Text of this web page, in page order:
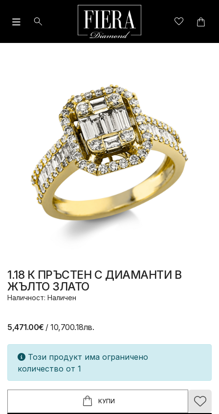
1.18 К ПРЪСТЕН С ДИАМАНТИ В
ЖЪЛТО ЗЛАТО
Наличност: Наличен
5,471.00€ / 10,700.18лв.
Този продукт има ограничено
количество от 1
КУПИ